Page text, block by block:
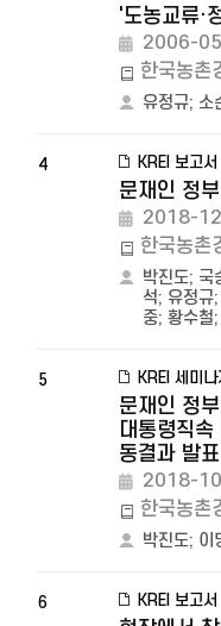
'도농교류·
2006-05
한국농촌
유정규; 소
4 KREI 보고서
문재인 정
2018-12
한국농촌
박진도; 국
석; 유정규;
중; 황수철;
5 KREI 세미
문재인 정
대통령직
동결과 발표
2018-10
한국농촌
박진도; 이
6 KREI 보고서